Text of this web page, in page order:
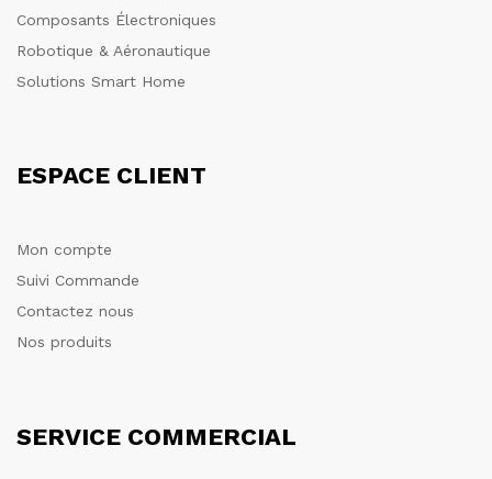
Composants Électroniques
Robotique & Aéronautique
Solutions Smart Home
ESPACE CLIENT
Mon compte
Suivi Commande
Contactez nous
Nos produits
SERVICE COMMERCIAL